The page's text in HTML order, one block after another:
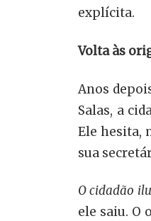
explícita.
Volta às
Anos
Salas, a
Ele hesita,
sua
O cidadão
ele saiu. O